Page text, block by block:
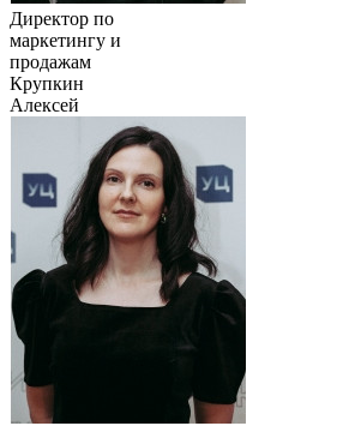
Директор по
маркетингу и
продажам
Крупкин
Алексей